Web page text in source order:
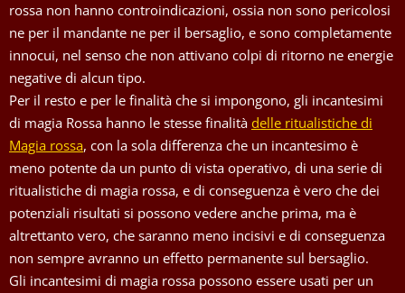
rossa non hanno controindicazioni, ossia non sono pericolosi
ne per il mandante ne per il bersaglio, e sono completamente
innocui, nel senso che non attivano colpi di ritorno ne energie
negative di alcun tipo.
Per il resto e per le finalità che si impongono, gli incantesimi
di magia Rossa hanno le stesse finalità delle ritualistiche di
Magia rossa, con la sola differenza che un incantesimo è
meno potente da un punto di vista operativo, di una serie di
ritualistiche di magia rossa, e di conseguenza è vero che dei
potenziali risultati si possono vedere anche prima, ma è
altrettanto vero, che saranno meno incisivi e di conseguenza
non sempre avranno un effetto permanente sul bersaglio.
Gli incantesimi di magia rossa possono essere usati per un